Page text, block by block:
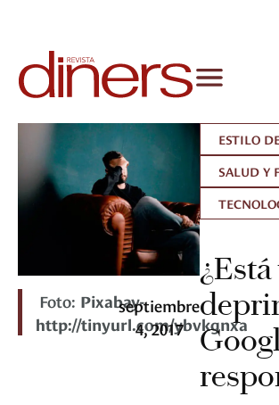
Foto: Pixabay-
http://tinyurl.com/ybvkgnxa
septiembre
4, 2017
ESTILO
SALUD Y